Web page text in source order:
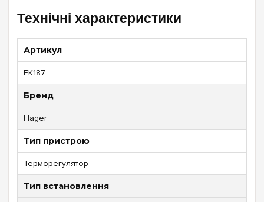
Технічні характеристики
Артикул
EK187
Бренд
Hager
Тип пристрою
Терморегулятор
Тип встановлення